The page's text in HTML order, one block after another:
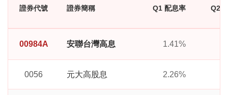
證券代號 證券簡稱 Q1 配息率 Q2
00984A 安聯台灣高息 1.41%
0056 元大高股息 2.26%